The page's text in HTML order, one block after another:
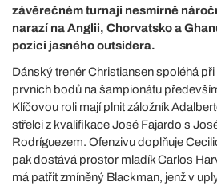
závěrečném turnaji nesmírně
narazí na Anglii, Chorvatsko a
pozici jasného outsidera.
Dánský trenér Christiansen spoléhá
prvních bodů na šampionátu
Klíčovou roli mají plnit záložník
střelci z kvalifikace José Fajardo s
Rodríguezem. Ofenzivu doplňuje
pak dostává prostor mladík Carlos
má patřit zmíněný Blackman, jenž v